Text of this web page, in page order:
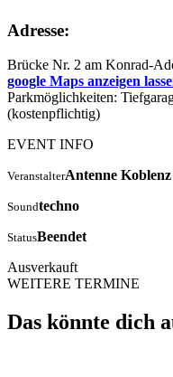
Adresse:
Brücke Nr. 2 am Konrad-
google Maps anzeigen
Parkmöglichkeiten:
(kostenpflichtig)
EVENT INFO
VeranstalterAntenne Koblenz
Soundtechno
StatusBeendet
Ausverkauft
WEITERE TERMINE
Das könnte dich